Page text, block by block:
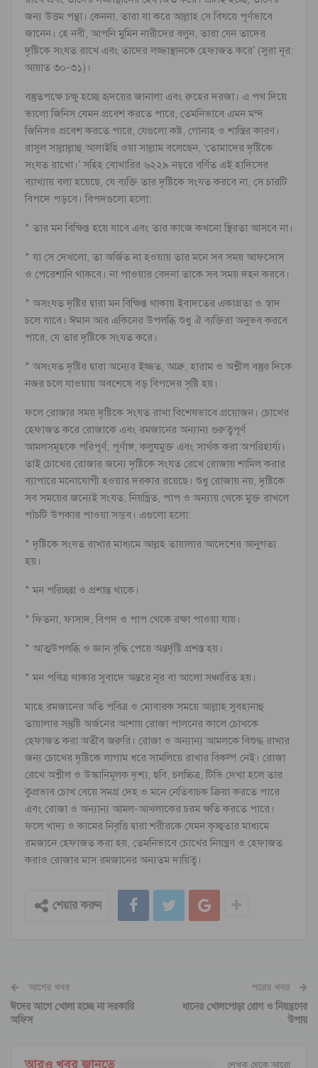
জন্য উত্তম পন্থা। কেননা, তারা যা করে আল্লাহ সে বিষয়ে পূর্ণভাবে
জানেন। হে নবী, আপনি মুমিন নারীদের বলুন, তারা যেন তাদের
দৃষ্টিকে সংযত রাখে এবং তাদের লজ্জাস্থানকে হেফাজত করে’ (সুরা নূর:
আয়াত ৩০-৩১)।
বস্তুতপক্ষে চক্ষু হচ্ছে হৃদয়ের জানালা এবং রুহের দরজা। এ পথ দিয়ে
ভালো জিনিস যেমন প্রবেশ করতে পারে, তেমনিভাবে এমন মন্দ
জিনিসও প্রবেশ করতে পারে, যেগুলো কষ্ট, গোনাহ ও শাস্তির কারণ।
রাসুল সাল্লাল্লাহু আলাইহি ওয়া সাল্লাম বলেছেন, ‘তোমাদের দৃষ্টিকে
সংযত রাখো।’ সহিহ বোখারির ৬২২৯ নম্বরে বর্ণিত এই হাদিসের
ব্যাখ্যায় বলা হয়েছে, যে ব্যক্তি তার দৃষ্টিকে সংযত করবে না, সে চারটি
বিপদে পড়বে। বিপদগুলো হলো:
* তার মন বিক্ষিপ্ত হয়ে যাবে এবং তার কাজে কখনো স্থিরতা আসবে না।
* যা সে দেখলো, তা অর্জিত না হওয়ায় তার মনে সব সময় আফসোস
ও পেরেশানি থাকবে। না পাওয়ার বেদনা তাকে সব সময় দহন করবে।
* অসংযত দৃষ্টির দ্বারা মন বিক্ষিপ্ত থাকায় ইবাদতের একাগ্রতা ও স্বাদ
চলে যাবে। ঈমান আর একিনের উপলব্ধি শুধু ঐ ব্যক্তিরা অনুভব করবে
পারে, যে তার দৃষ্টিকে সংযত করে।
* অসংযত দৃষ্টির দ্বারা অন্যের ইজ্জত, আব্রু, হারাম ও অশ্লীল বস্তুর দিকে
নজর চলে যাওয়ায় অবশেষে বড় বিপদের সৃষ্টি হয়।
ফলে রোজার সময় দৃষ্টিকে সংযত রাখা বিশেষভাবে প্রয়োজন। চোখের
হেফাজত করে রোজাকে এবং রমজানের অন্যান্য গুরুত্বপূর্ণ
আমলসমূহকে পরিপূর্ণ, পূর্ণাঙ্গ, কলুষমুক্ত এবং সার্থক করা অপরিহার্য্য।
তাই চোখের রোজার জন্যে দৃষ্টিকে সংযত রেখে রোজায় শামিল করার
ব্যাপারে মনোযোগী হওয়ার দরকার রয়েছে। শুধু রোজায় নয়, দৃষ্টিকে
সব সময়ের জন্যেই সংযত, নিয়ন্ত্রিত, পাপ ও অন্যায় থেকে মুক্ত রাখলে
পাঁচটি উপকার পাওয়া সম্ভব। এগুলো হলো:
* দৃষ্টিকে সংযত রাখার মাধ্যমে আল্লহ তায়ালার আদেশের আনুগত্য
হয়।
* মন পরিচ্ছন্ন ও প্রশান্ত থাকে।
* ফিতনা, ফাসাদ, বিপদ ও পাপ থেকে রক্ষা পাওয়া যায়।
* আত্মউপলব্ধি ও জ্ঞান বৃদ্ধি পেয়ে অন্তর্দৃষ্টি প্রশস্ত হয়।
* মন পবিত্র থাকার সুবাদে অন্তরে নূর বা আলো সঞ্চারিত হয়।
মাহে রমজানের অতি পবিত্র ও মোবারক সময়ে আল্লাহ সুবহানাহু
তায়ালার সন্তুষ্টি অর্জনের আশায় রোজা পালনের কালে চোখকে
হেফাজত করা অতীব জরুরি। রোজা ও অন্যান্য আমলকে বিশুদ্ধ রাখার
জন্য চোখের দৃষ্টিকে লাগাম ধরে সামলিয়ে রাখার বিকল্প নেই। রোজা
রেখে অশ্লীল ও উস্কানিমূলক দৃশ্য, ছবি, চলচ্চিত্র, টিভি দেখা হলে তার
কুপ্রভাব চোখ বেয়ে সমগ্র দেহ ও মনে নেতিবাচক ক্রিয়া করতে পারে
এবং রোজা ও অন্যান্য আমল-আখলাকের চরম ক্ষতি করতে পারে।
ফলে খাদ্য ও কামের নিবৃত্তি দ্বারা শরীরকে যেমন কৃচ্ছ্বতার মাধ্যমে
রমজানে হেফাজত করা হয়, তেমনিভাবে চোখের নিয়ন্ত্রণ ও হেফাজত
করাও রোজার মাস রমজানের অন্যতম দায়িত্ব।
শেয়ার করুন
আগের খবর
ঈদের আগে খোলা হচ্ছে না সরকারি
অফিস
পরের খবর
ধানের খোলপোড়া রোগ ও নিয়ন্ত্রণের
উপায়
আরও খবর জানতে লেখক থেকে আরো